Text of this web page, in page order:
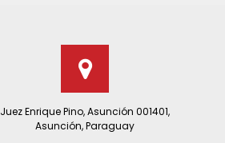
Juez Enrique Pino, Asunción 001401,
Asunción, Paraguay